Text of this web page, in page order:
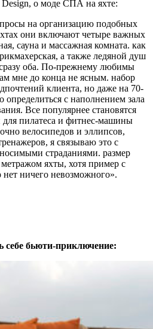
о моде СПА на яхте:
на организацию подобных
они включают четыре важных
сауна и массажная комната. как
а также ледяной душ
оба. По-прежнему любимы
мне до конца не ясным. набор
клиента, но даже на 70-
с наполнением зала
Все популярнее становятся
пилатеса и фитнес-машины
велосипедов и эллипсов,
я связываю это с
страданиями. размер
яхты, хотя пример с
нет ничего невозможного».
себе бьюти-приключение: